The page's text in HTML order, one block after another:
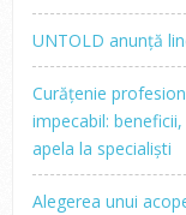
UNTOLD anunță
Curățenie
impecabil:
apela la specialiști
Alegerea unui